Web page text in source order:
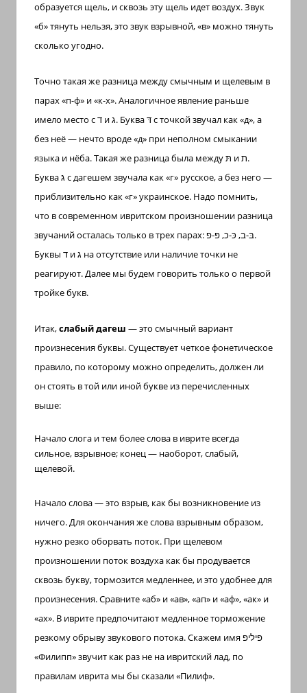
образуется щель, и сквозь эту щель идет воздух. Звук
«б» тянуть нельзя, это звук взрывной, «в» можно тянуть
сколько угодно.
Точно такая же разница между смычным и щелевым в
парах «п-ф» и «к-х». Аналогичное явление раньше
имело место сד иג. Букваדּс точкой звучал как «д», а
без неё — нечто вроде «д» при неполном смыкании
языка и нёба. Такая же разница была междуתּ иת.
Букваגּ с дагешем звучала как «г» русское, а без него —
приблизительно как «г» украинское. Надо помнить,
что в современном ивритском произношении разница
звучаний осталась только в трех парах:בּ-ב, כּ-כ, פּ-פ.
Буквы ד иג на отсутствие или наличие точки не
реагируют. Далее мы будем говорить только о первой
тройке букв.
Итак,слабый дагеш — это смычный вариант
произнесения буквы. Существует четкое фонетическое
правило, по которому можно определить, должен ли
он стоять в той или иной букве из перечисленных
выше:
Начало слога и тем более слова в иврите всегда
сильное, взрывное; конец — наоборот, слабый,
щелевой.
Начало слова — это взрыв, как бы возникновение из
ничего. Для окончания же слова взрывным образом,
нужно резко оборвать поток. При щелевом
произношении поток воздуха как бы продувается
сквозь букву, тормозится медленнее, и это удобнее для
произнесения. Сравните «аб» и «ав», «ап» и «аф», «ак» и
«ах». В иврите предпочитают медленное торможение
резкому обрыву звукового потока. Скажем имя פיליפ
«Филипп» звучит как раз не на ивритский лад, по
правилам иврита мы бы сказали «Пилиф».